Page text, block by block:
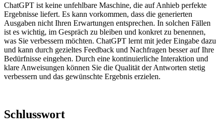
ChatGPT ist keine unfehlbare Maschine, die auf Anhieb perfekte
Ergebnisse liefert. Es kann vorkommen, dass die generierten
Ausgaben nicht Ihren Erwartungen entsprechen. In solchen Fällen
ist es wichtig, im Gespräch zu bleiben und konkret zu benennen,
was Sie verbessern möchten. ChatGPT lernt mit jeder Eingabe dazu
und kann durch gezieltes Feedback und Nachfragen besser auf Ihre
Bedürfnisse eingehen. Durch eine kontinuierliche Interaktion und
klare Anweisungen können Sie die Qualität der Antworten stetig
verbessern und das gewünschte Ergebnis erzielen.
Schlusswort